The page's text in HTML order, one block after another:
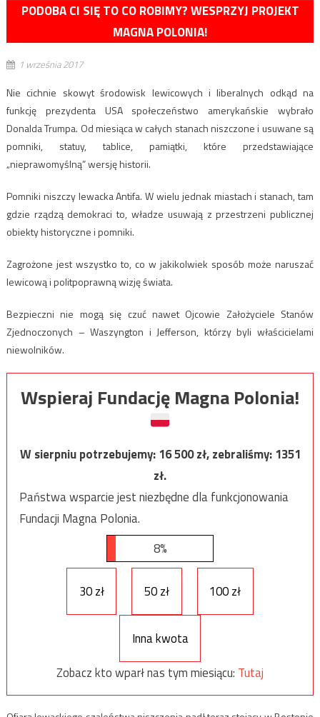
PODOBA CI SIĘ TO CO ROBIMY? WESPRZYJ PROJEKT
MAGNA POLONIA!
1 września 2017
Nie cichnie skowyt środowisk lewicowych i liberalnych odkąd na
funkcję prezydenta USA społeczeństwo amerykańskie wybrało
Donalda Trumpa. Od miesiąca w całych stanach niszczone i usuwane są
pomniki, statuy, tablice, pamiątki, które przedstawiające
„nieprawomyślną” wersję historii.
Pomniki niszczy lewacka Antifa. W wielu jednak miastach i stanach, tam
gdzie rządzą demokraci to, władze usuwają z przestrzeni publicznej
obiekty historyczne i pomniki.
Zagrożone jest wszystko to, co w jakikolwiek sposób może naruszać
lewicową i politpoprawną wizję świata.
Bezpieczni nie mogą się czuć nawet Ojcowie Założyciele Stanów
Zjednoczonych – Waszyngton i Jefferson, którzy byli właścicielami
niewolników.
Wspieraj Fundację Magna Polonia!
W sierpniu potrzebujemy:16 500zł, zebraliśmy:1351
zł.
Państwa wsparcie jest niezbędne dla funkcjonowania
Fundacji Magna Polonia.
8%
30 zł 50 zł 100 zł
Inna kwota
Zobacz kto wparł nas tym miesiącu: Tutaj